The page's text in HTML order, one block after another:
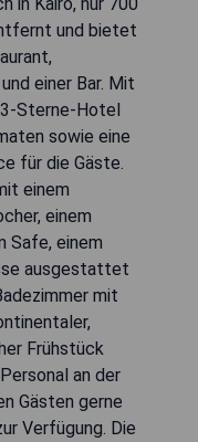
und bietet
einer Bar. Mit
Sterne-Hotel
sowie eine
für die Gäste.
einem
einem
Safe, einem
ausgestattet
mit
Frühstück
an der
Gästen gerne
Verfügung. Die